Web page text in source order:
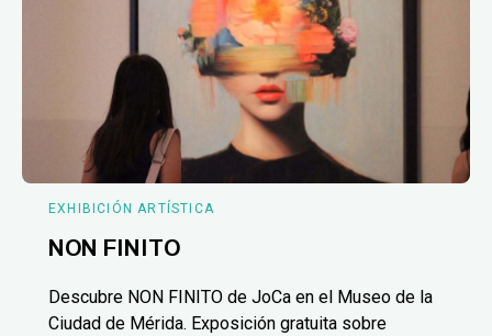
EXHIBICIÓN ARTÍSTICA
NON FINITO
Descubre NON FINITO de JoCa en el Museo de la
Ciudad de Mérida. Exposición gratuita sobre